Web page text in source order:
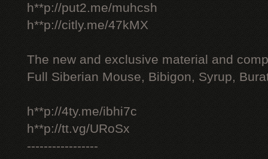
h**p://put2.me/muhcsh
h**p://citly.me/47kMX
The new and exclusive material and
Full Siberian Mouse, Bibigon, Syrup,
h**p://4ty.me/ibhi7c
h**p://tt.vg/URoSx
-----------------